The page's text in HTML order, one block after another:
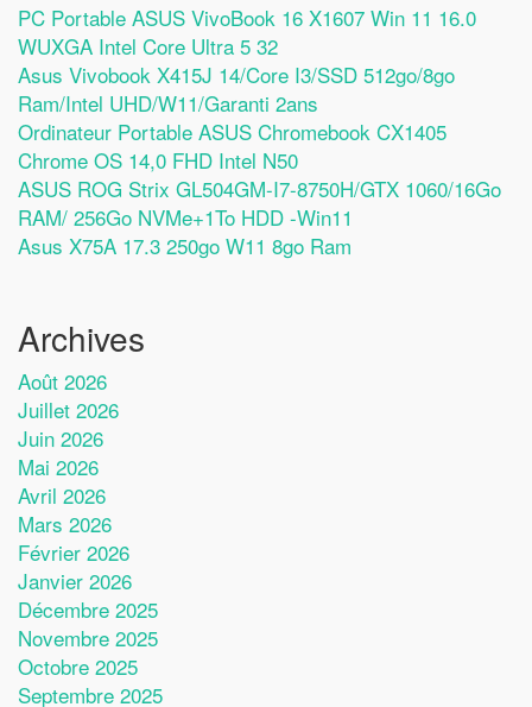
PC Portable ASUS VivoBook 16 X1607 Win 11 16.0
WUXGA Intel Core Ultra 5 32
Asus Vivobook X415J 14/Core I3/SSD 512go/8go
Ram/Intel UHD/W11/Garanti 2ans
Ordinateur Portable ASUS Chromebook CX1405
Chrome OS 14,0 FHD Intel N50
ASUS ROG Strix GL504GM-I7-8750H/GTX 1060/16Go
RAM/ 256Go NVMe+1To HDD -Win11
Asus X75A 17.3 250go W11 8go Ram
Archives
Août 2026
Juillet 2026
Juin 2026
Mai 2026
Avril 2026
Mars 2026
Février 2026
Janvier 2026
Décembre 2025
Novembre 2025
Octobre 2025
Septembre 2025